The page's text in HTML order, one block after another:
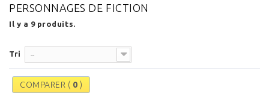
PERSONNAGES DE FICTION
Il y a 9 produits.
Tri --
COMPARER ( 0 )